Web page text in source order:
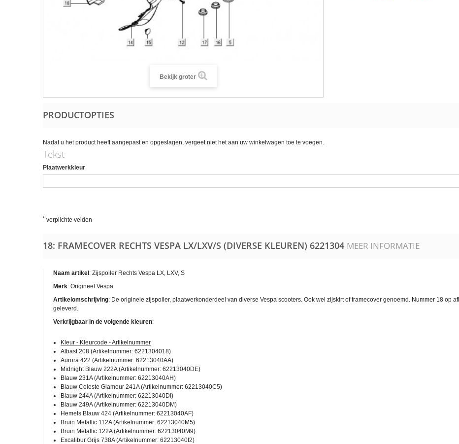
Bekijk groter
PRODUCTOPTIES
Nadat u het product heeft aangepast en opgeslagen, vergeet niet het aan uw winkelwagen toe te voegen.
Tekst
Plaatwerkkleur
* verplichte velden
18: FRAMECOVER RECHTS VESPA LX/LXV/S (DIVERSE KLEUREN) 6221304 MEER INFORMATIE
Naam artikel : Zijspoiler Rechts Vespa LX, LXV, S
Merk: Origineel Vespa
Artikelomschrijving: De originele zijspoiler, plaatwerkonderdeel van diverse Vespa scooters. Ook wel zijskirt of framecover genoemd. Nummer 18 op
geleverd.
Verkrijgbaar in de volgende kleuren:
Kleur - Kleurcode - Artikelnummer
Albast 208 (Artikelnummer: 6221304018)
Aurora 422 (Artikelnummer: 62213040AA)
Midnight Blauw 222A (Artikelnummer: 62213040DE)
Blauw 231A (Artikelnummer: 62213040AH)
Blauw Celeste Glamour 241A (Artikelnummer: 62213040C5)
Blauw 244A (Artikelnummer: 62213040DI)
Blauw 249A (Artikelnummer: 62213040DM)
Hemels Blauw 424 (Artikelnummer: 62213040AF)
Bruin Metallic 112A (Artikelnummer: 62213040M5)
Bruin Metallic 122A (Artikelnummer: 62213040M9)
Excalibur Grijs 738A (Artikelnummer: 62213040f2)